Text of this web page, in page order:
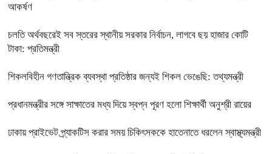
আকর্ষণ
চলতি অর্থবছরেই সব স্তরের স্থানীয় সরকার নির্বাচন, লাগবে ছয় হাজার কোটি
টাকা: প্রতিমন্ত্রী
শিকলবিহীন গণতান্ত্রিক ব্যবস্থা প্রতিষ্ঠার জন্যই শিকল ভেঙেছি: তথ্যমন্ত্রী
প্রধানমন্ত্রীর সঙ্গে সাক্ষাতের মধ্য দিয়ে স্বপ্ন পূরণ হলো শিক্ষার্থী অনুশ্রী রায়ের
ঢাকায় প্রাইভেট প্র্যাকটিস করার সময় চিকিৎসককে হাতেনাতে ধরলেন স্বাস্থ্যমন্ত্রী